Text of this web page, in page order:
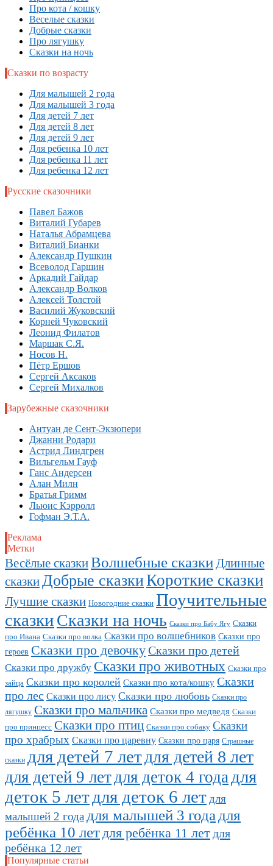
Про кота / кошку
Веселые сказки
Добрые сказки
Про лягушку
Сказки на ночь
Сказки по возрасту
Для малышей 2 года
Для малышей 3 года
Для детей 7 лет
Для детей 8 лет
Для детей 9 лет
Для ребенка 10 лет
Для ребенка 11 лет
Для ребенка 12 лет
Русские сказочники
Павел Бажов
Виталий Губарев
Наталья Абрамцева
Виталий Бианки
Александр Пушкин
Всеволод Гаршин
Аркадий Гайдар
Александр Волков
Алексей Толстой
Василий Жуковский
Корней Чуковский
Леонид Филатов
Маршак С.Я.
Носов Н.
Пётр Ершов
Сергей Аксаков
Сергей Михалков
Зарубежные сказочники
Антуан де Сент-Экзюпери
Джанни Родари
Астрид Линдгрен
Вильгельм Гауф
Ганс Андерсен
Алан Милн
Братья Гримм
Льюис Кэрролл
Гофман Э.Т.А.
Реклама
Метки
Весёлые сказкиВолшебные сказки Длинные
сказки Добрые сказкиКороткие сказки
Лучшие сказки Новогодние сказки Поучительные
сказкиСказки на ночь Сказки про Бабу Ягу Сказки
про Ивана Сказки про волка Сказки про волшебников Сказки про
героев Сказки про девочкуСказки про детей
Сказки про дружбу Сказки про животных Сказки про
зайца Сказки про королей Сказки про кота/кошку Сказки
про лес Сказки про лису Сказки про любовь Сказки про
лягушку Сказки про мальчика Сказки про медведя Сказки
про принцесс Сказки про птиц Сказки про собаку Сказки
про храбрых Сказки про царевну Сказки про царя Страшные
сказки для детей 7 летдля детей 8 лет
для детей 9 лет для деток 4 года для
деток 5 летдля деток 6 лет для
малышей 2 года для малышей 3 года для
ребёнка 10 лет для ребёнка 11 лет для
ребёнка 12 лет
Популярные статьи